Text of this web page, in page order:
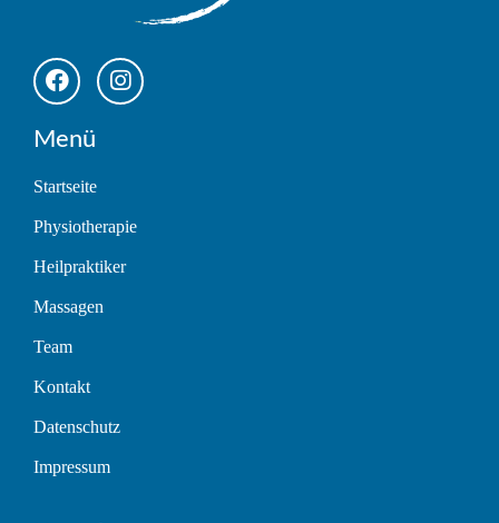
Menü
Startseite
Physiotherapie
Heilpraktiker
Massagen
Team
Kontakt
Datenschutz
Impressum